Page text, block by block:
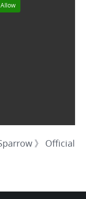
》Official